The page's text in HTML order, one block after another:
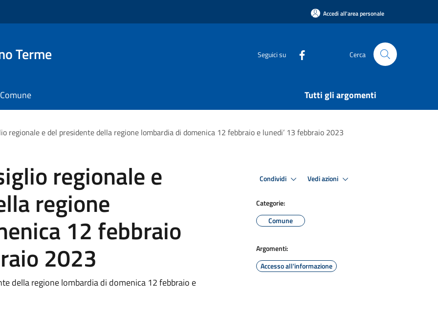
Accedi all'area personale
Terme Seguici su Cerca
Tutti gli argomenti
regionale e del presidente della regione lombardia di domenica 12 febbraio e lunedi’ 13 febbraio 2023
regionale e
regione
12 febbraio
2023
della regione lombardia di domenica 12 febbraio e
Condividi Vedi azioni
Categorie:
Comune
Argomenti:
Accesso all'informazione